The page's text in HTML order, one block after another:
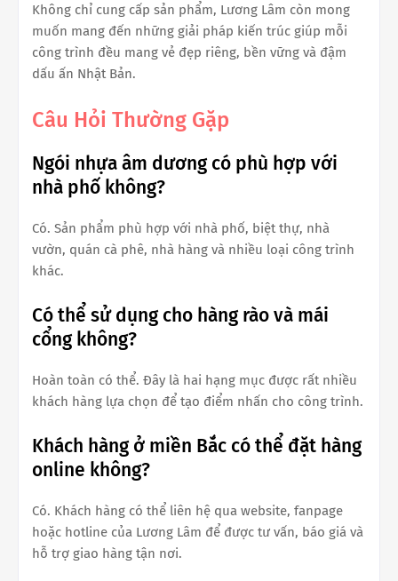
Không chỉ cung cấp sản phẩm, Lương Lâm còn mong
muốn mang đến những giải pháp kiến trúc giúp mỗi
công trình đều mang vẻ đẹp riêng, bền vững và đậm
dấu ấn Nhật Bản.
Câu Hỏi Thường Gặp
Ngói nhựa âm dương có phù hợp với
nhà phố không?
Có. Sản phẩm phù hợp với nhà phố, biệt thự, nhà
vườn, quán cà phê, nhà hàng và nhiều loại công trình
khác.
Có thể sử dụng cho hàng rào và mái
cổng không?
Hoàn toàn có thể. Đây là hai hạng mục được rất nhiều
khách hàng lựa chọn để tạo điểm nhấn cho công trình.
Khách hàng ở miền Bắc có thể đặt hàng
online không?
Có. Khách hàng có thể liên hệ qua website, fanpage
hoặc hotline của Lương Lâm để được tư vấn, báo giá và
hỗ trợ giao hàng tận nơi.